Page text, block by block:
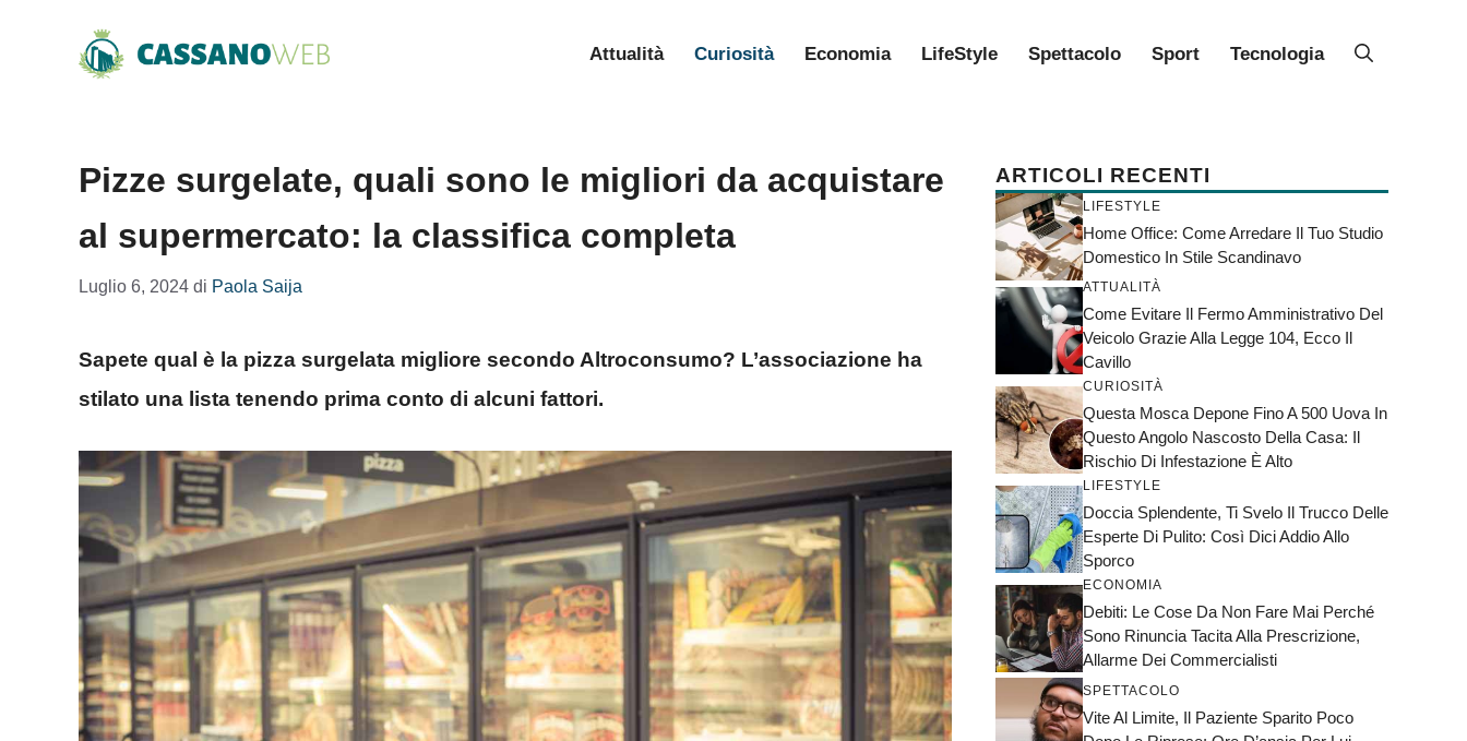
Attualità Curiosità Economia LifeStyle Spettacolo Sport Tecnologia
Pizze surgelate, quali sono le migliori da acquistare
al supermercato: la classifica completa
Luglio 6, 2024 di Paola Saija
Sapete qual è la pizza surgelata migliore secondo Altroconsumo? L’associazione ha
stilato una lista tenendo prima conto di alcuni fattori.
ARTICOLI RECENTI
LIFESTYLE
Home Office: Come Arredare Il Tuo Studio
Domestico In Stile Scandinavo
ATTUALITÀ
Come Evitare Il Fermo Amministrativo Del
Veicolo Grazie Alla Legge 104, Ecco Il
Cavillo
CURIOSITÀ
Questa Mosca Depone Fino A 500 Uova In
Questo Angolo Nascosto Della Casa: Il
Rischio Di Infestazione È Alto
LIFESTYLE
Doccia Splendente, Ti Svelo Il Trucco Delle
Esperte Di Pulito: Così Dici Addio Allo
Sporco
ECONOMIA
Debiti: Le Cose Da Non Fare Mai Perché
Sono Rinuncia Tacita Alla Prescrizione,
Allarme Dei Commercialisti
SPETTACOLO
Vite Al Limite, Il Paziente Sparito Poco